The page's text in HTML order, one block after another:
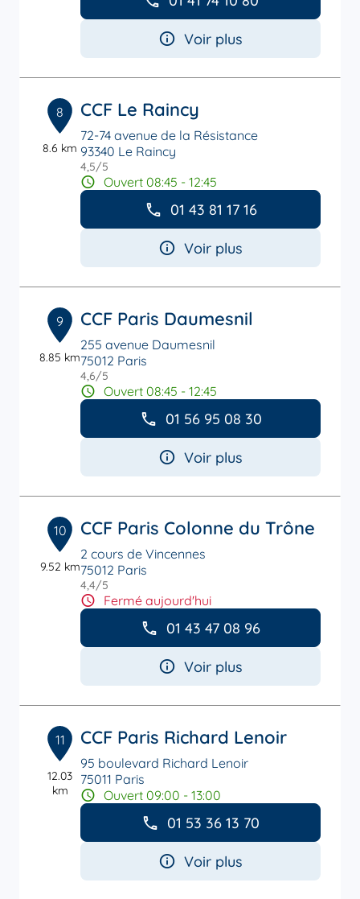
Voir plus
8
8.6 km
CCF Le Raincy
72-74 avenue de la Résistance
93340 Le Raincy
4,5/5
Ouvert 08:45 - 12:45
01 43 81 17 16
Voir plus
9
8.85 km
CCF Paris Daumesnil
255 avenue Daumesnil
75012 Paris
4,6/5
Ouvert 08:45 - 12:45
01 56 95 08 30
Voir plus
10
9.52 km
CCF Paris Colonne du Trône
2 cours de Vincennes
75012 Paris
4,4/5
Fermé aujourd'hui
01 43 47 08 96
Voir plus
11
12.03
km
CCF Paris Richard Lenoir
95 boulevard Richard Lenoir
75011 Paris
Ouvert 09:00 - 13:00
01 53 36 13 70
Voir plus